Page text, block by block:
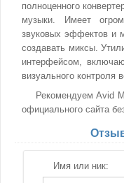
полноценного
музыки. Имеет
звуковых эффектов и
создавать миксы.
интерфейсом,
визуального контроля
Рекомендуем Avid
официального сайта
Имя или ник: